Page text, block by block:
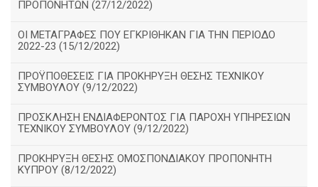
ΠΡΟΠΟΝΗΤΩΝ (27/12/2022)
ΟΙ ΜΕΤΑΓΡΑΦΕΣ ΠΟΥ ΕΓΚΡΙΘΗΚΑΝ ΓΙΑ ΤΗΝ ΠΕΡΙΟΔΟ
2022-23 (15/12/2022)
ΠΡΟΫΠΟΘΕΣΕΙΣ ΓΙΑ ΠΡΟΚΗΡΥΞΗ ΘΕΣΗΣ ΤΕΧΝΙΚΟΥ
ΣΥΜΒΟΥΛΟΥ (9/12/2022)
ΠΡΟΣΚΛΗΣΗ ΕΝΔΙΑΦΕΡΟΝΤΟΣ ΓΙΑ ΠΑΡΟΧΗ ΥΠΗΡΕΣΙΩΝ
ΤΕΧΝΙΚΟΥ ΣΥΜΒΟΥΛΟΥ (9/12/2022)
ΠΡΟΚΗΡΥΞΗ ΘΕΣΗΣ ΟΜΟΣΠΟΝΔΙΑΚΟΥ ΠΡΟΠΟΝΗΤΗ
ΚΥΠΡΟΥ (8/12/2022)